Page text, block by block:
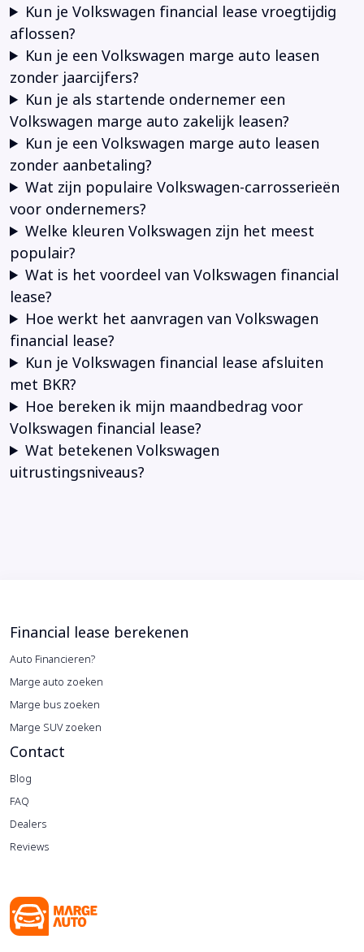
Kun je Volkswagen financial lease vroegtijdig
aflossen?
Kun je een Volkswagen marge auto leasen
zonder jaarcijfers?
Kun je als startende ondernemer een
Volkswagen marge auto zakelijk leasen?
Kun je een Volkswagen marge auto leasen
zonder aanbetaling?
Wat zijn populaire Volkswagen-carrosserieën
voor ondernemers?
Welke kleuren Volkswagen zijn het meest
populair?
Wat is het voordeel van Volkswagen financial
lease?
Hoe werkt het aanvragen van Volkswagen
financial lease?
Kun je Volkswagen financial lease afsluiten
met BKR?
Hoe bereken ik mijn maandbedrag voor
Volkswagen financial lease?
Wat betekenen Volkswagen
uitrustingsniveaus?
Financial lease berekenen
Auto Financieren?
Marge auto zoeken
Marge bus zoeken
Marge SUV zoeken
Contact
Blog
FAQ
Dealers
Reviews